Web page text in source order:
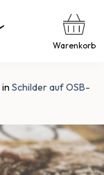
Warenkorb
in Schilder auf OSB-